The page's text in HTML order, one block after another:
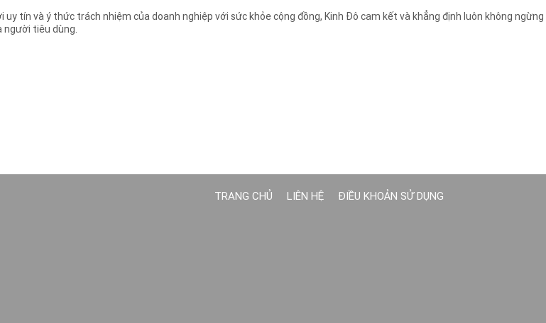
tín và ý thức trách nhiệm của doanh nghiệp với sức khỏe cộng đồng, Kinh Đô cam kết và khẳng định luôn không ngừng
người tiêu dùng.
TRANG CHỦ LIÊN HỆ ĐIỀU KHOẢN SỬ DỤNG